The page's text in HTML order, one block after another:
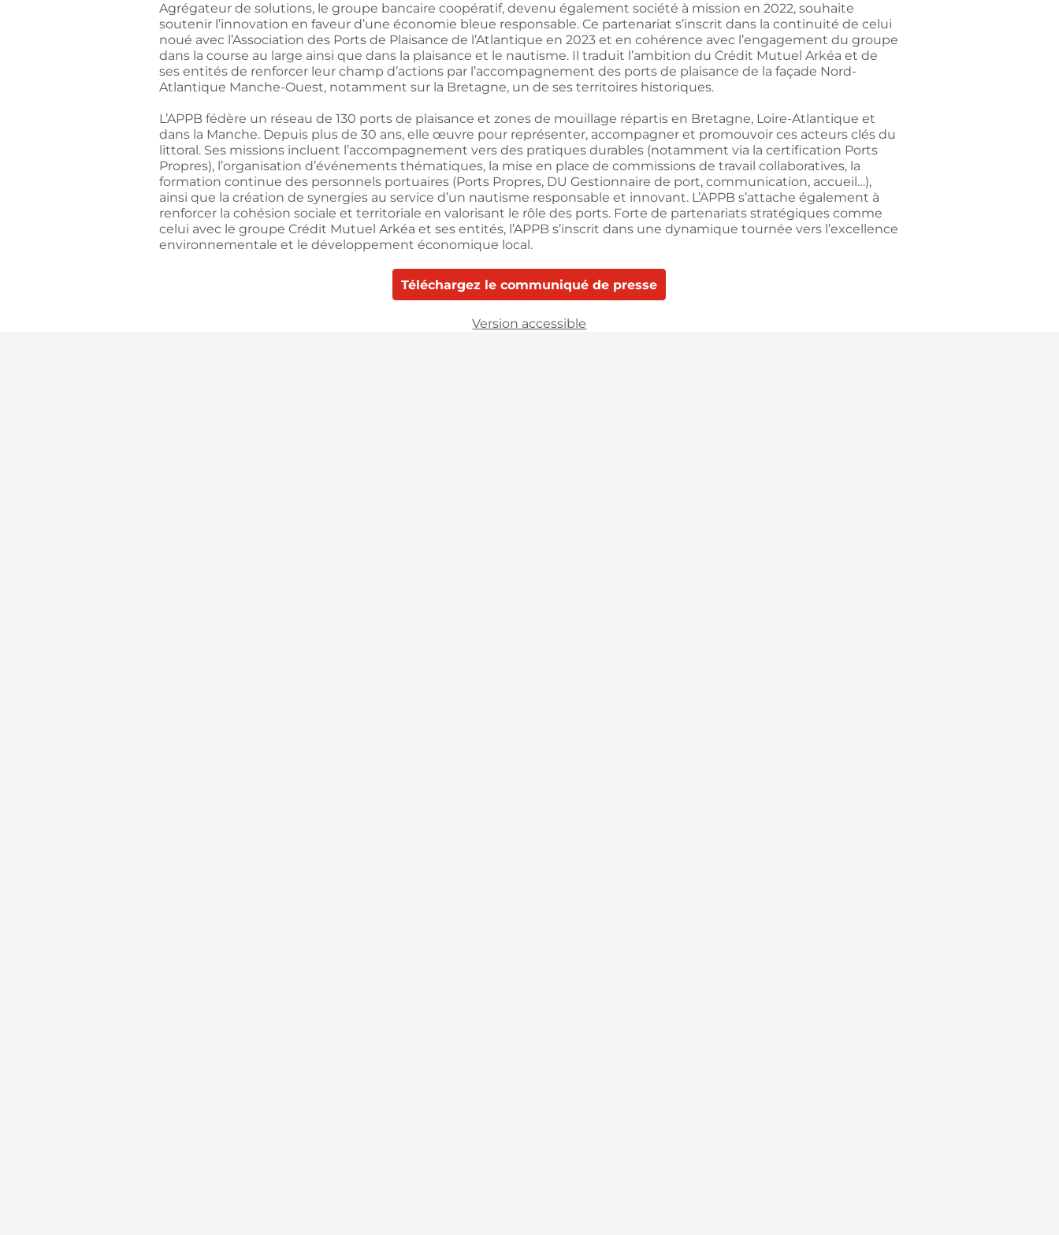
Agrégateur de solutions, le groupe bancaire coopératif, devenu également société à mission en 2022, souhaite
soutenir l’innovation en faveur d’une économie bleue responsable. Ce partenariat s’inscrit dans la continuité de celui
noué avec l’Association des Ports de Plaisance de l’Atlantique en 2023 et en cohérence avec l’engagement du groupe
dans la course au large ainsi que dans la plaisance et le nautisme. Il traduit l’ambition du Crédit Mutuel Arkéa et de
ses entités de renforcer leur champ d’actions par l’accompagnement des ports de plaisance de la façade Nord-
Atlantique Manche-Ouest, notamment sur la Bretagne, un de ses territoires historiques.
L’APPB fédère un réseau de 130 ports de plaisance et zones de mouillage répartis en Bretagne, Loire-Atlantique et
dans la Manche. Depuis plus de 30 ans, elle œuvre pour représenter, accompagner et promouvoir ces acteurs clés du
littoral. Ses missions incluent l’accompagnement vers des pratiques durables (notamment via la certification Ports
Propres), l’organisation d’événements thématiques, la mise en place de commissions de travail collaboratives, la
formation continue des personnels portuaires (Ports Propres, DU Gestionnaire de port, communication, accueil…),
ainsi que la création de synergies au service d’un nautisme responsable et innovant. L’APPB s’attache également à
renforcer la cohésion sociale et territoriale en valorisant le rôle des ports. Forte de partenariats stratégiques comme
celui avec le groupe Crédit Mutuel Arkéa et ses entités, l’APPB s’inscrit dans une dynamique tournée vers l’excellence
environnementale et le développement économique local.
Téléchargez le communiqué de presse
Version accessible